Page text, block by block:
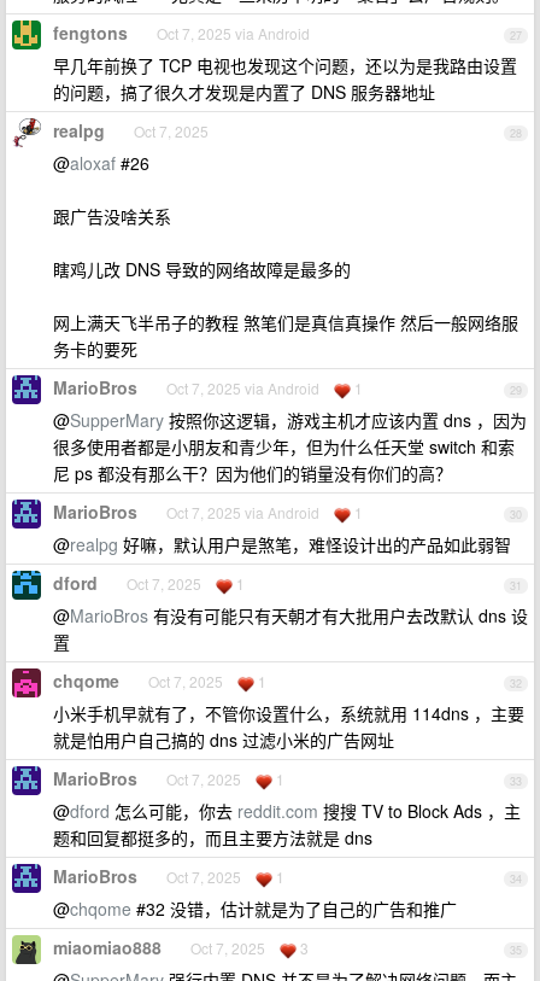
27
fengtons Oct 7, 2025 via Android
早几年前换了 TCP 电视也发现这个问题，还以为是我路由设置
的问题，搞了很久才发现是内置了 DNS 服务器地址
28
realpg Oct 7, 2025
@aloxaf #26
跟广告没啥关系
瞎鸡儿改 DNS 导致的网络故障是最多的
网上满天飞半吊子的教程 煞笔们是真信真操作 然后一般网络服
务卡的要死
29
MarioBros Oct 7, 2025 via Android 1
@SupperMary 按照你这逻辑，游戏主机才应该内置 dns ，因为
很多使用者都是小朋友和青少年，但为什么任天堂 switch 和索
尼 ps 都没有那么干？因为他们的销量没有你们的高？
30
MarioBros Oct 7, 2025 via Android 1
@realpg 好嘛，默认用户是煞笔，难怪设计出的产品如此弱智
31
dford Oct 7, 2025 1
@MarioBros 有没有可能只有天朝才有大批用户去改默认 dns 设
置
32
chqome Oct 7, 2025 1
小米手机早就有了，不管你设置什么，系统就用 114dns ，主要
就是怕用户自己搞的 dns 过滤小米的广告网址
33
MarioBros Oct 7, 2025 1
@dford 怎么可能，你去 reddit.com 搜搜 TV to Block Ads ，主
题和回复都挺多的，而且主要方法就是 dns
34
MarioBros Oct 7, 2025 1
@chqome #32 没错，估计就是为了自己的广告和推广
35
miaomiao888 Oct 7, 2025 3